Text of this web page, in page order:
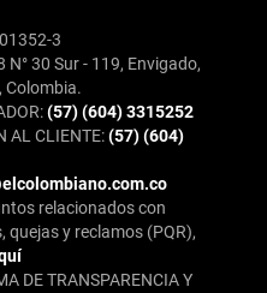
3
N° 30 Sur - 119, Envigado,
Colombia.
(57) (604) 3315252
AL CLIENTE:(57) (604)
relacionados con
quejas y reclamos (PQR),
DE TRANSPARENCIA Y